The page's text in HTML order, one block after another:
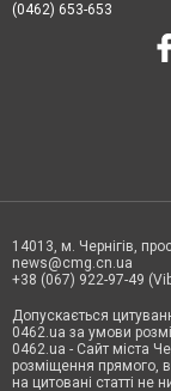
(0462) 653-653
14013, м. Чернігів,
news@cmg.cn.ua
+38 (067) 922-97-49
Допускається
0462.ua за умови
0462.ua - Сайт міста
розміщення прямого,
на цитовані статті не